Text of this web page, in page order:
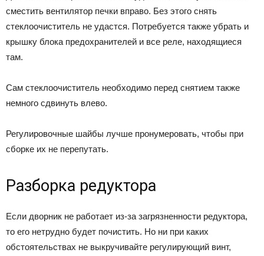
сместить вентилятор печки вправо. Без этого снять
стеклоочиститель не удастся. Потребуется также убрать и
крышку блока предохранителей и все реле, находящиеся
там.
Сам стеклоочиститель необходимо перед снятием также
немного сдвинуть влево.
Регулировочные шайбы лучше пронумеровать, чтобы при
сборке их не перепутать.
Разборка редуктора
Если дворник не работает из-за загрязненности редуктора,
то его нетрудно будет почистить. Но ни при каких
обстоятельствах не выкручивайте регулирующий винт,